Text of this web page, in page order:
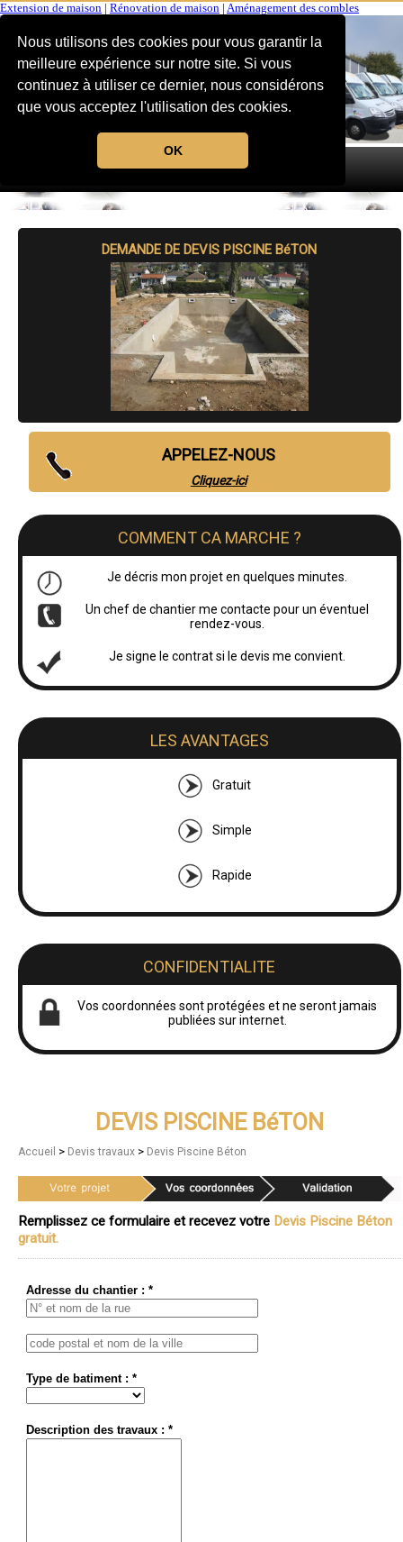
Nous utilisons des cookies pour vous garantir la
meilleure expérience sur notre site. Si vous
continuez à utiliser ce dernier, nous considérons
que vous acceptez l'utilisation des cookies.
OK
Extension de maison Rénovation de maison Aménagement des combles
MENU
DEMANDE DE DEVIS PISCINE BéTON
APPELEZ-NOUS
Cliquez-ici
COMMENT CA MARCHE ?
Je décris mon projet en quelques minutes.
Un chef de chantier me contacte pour un éventuel
rendez-vous.
Je signe le contrat si le devis me convient.
LES AVANTAGES
Gratuit
Simple
Rapide
CONFIDENTIALITE
Vos coordonnées sont protégées et ne seront jamais
publiées sur internet.
DEVIS PISCINE BéTON
Accueil > Devis travaux > Devis Piscine Béton
Remplissez ce formulaire et recevez votre Devis Piscine Béton
gratuit.
Adresse du chantier : *
Type de batiment : *
Description des travaux : *